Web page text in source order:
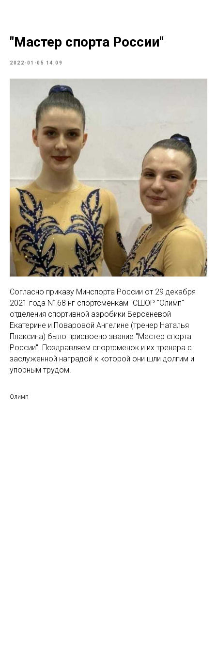
"Мастер спорта России"
2022-01-05 14:09
Согласно приказу Минспорта России от 29 декабря
2021 года N168 нг спортсменкам "СШОР "Олимп"
отделения спортивной аэробики Берсеневой
Екатерине и Поваровой Ангелине (тренер Наталья
Плаксина) было присвоено звание "Мастер спорта
России". Поздравляем спортсменок и их тренера с
заслуженной наградой к которой они шли долгим и
упорным трудом.
Олимп